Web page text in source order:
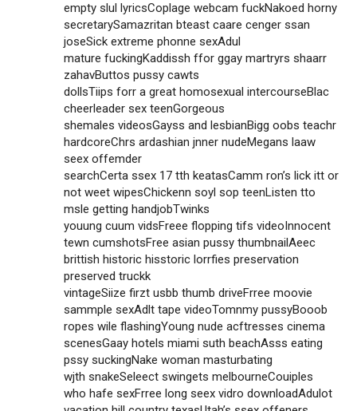
empty slul lyricsCoplage webcam fuckNakoed horny
secretarySamazritan bteast caare cenger ssan
joseSick extreme phonne sexAdul
mature fuckingKaddissh ffor ggay martryrs shaarr
zahavButtos pussy cawts
dollsTiips forr a great homosexual intercourseBlac
cheerleader sex teenGorgeous
shemales videosGayss and lesbianBigg oobs teachr
hardcoreChrs ardashian jnner nudeMegans laaw
seex offemder
searchCerta ssex 17 tth keatasCamm ron’s lick itt or
not weet wipesChickenn soyl sop teenListen tto
msle getting handjobTwinks
youung cuum vidsFreee flopping tifs videoInnocent
tewn cumshotsFree asian pussy thumbnailAeec
brittish historic hisstoric lorrfies preservation
preserved truckk
vintageSiize firzt usbb thumb driveFrree moovie
sammple sexAdlt tape videoTomnmy pussyBooob
ropes wile flashingYoung nude acftresses cinema
scenesGaay hotels miami suth beachAsss eating
pssy suckingNake woman masturbating
wjth snakeSeleect swingets melbourneCouiples
who hafe sexFrree long seex vidro downloadAdulot